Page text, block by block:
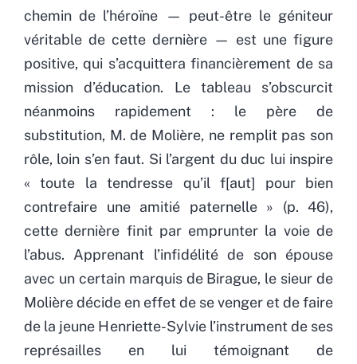
chemin de l’héroïne — peut-être le géniteur
véritable de cette dernière — est une figure
positive, qui s’acquittera financièrement de sa
mission d’éducation. Le tableau s’obscurcit
néanmoins rapidement : le père de
substitution, M. de Molière, ne remplit pas son
rôle, loin s’en faut. Si l’argent du duc lui inspire
« toute la tendresse qu’il f[aut] pour bien
contrefaire une amitié paternelle » (p. 46),
cette dernière finit par emprunter la voie de
l’abus. Apprenant l’infidélité de son épouse
avec un certain marquis de Birague, le sieur de
Molière décide en effet de se venger et de faire
de la jeune Henriette-Sylvie l’instrument de ses
représailles en lui témoignant de